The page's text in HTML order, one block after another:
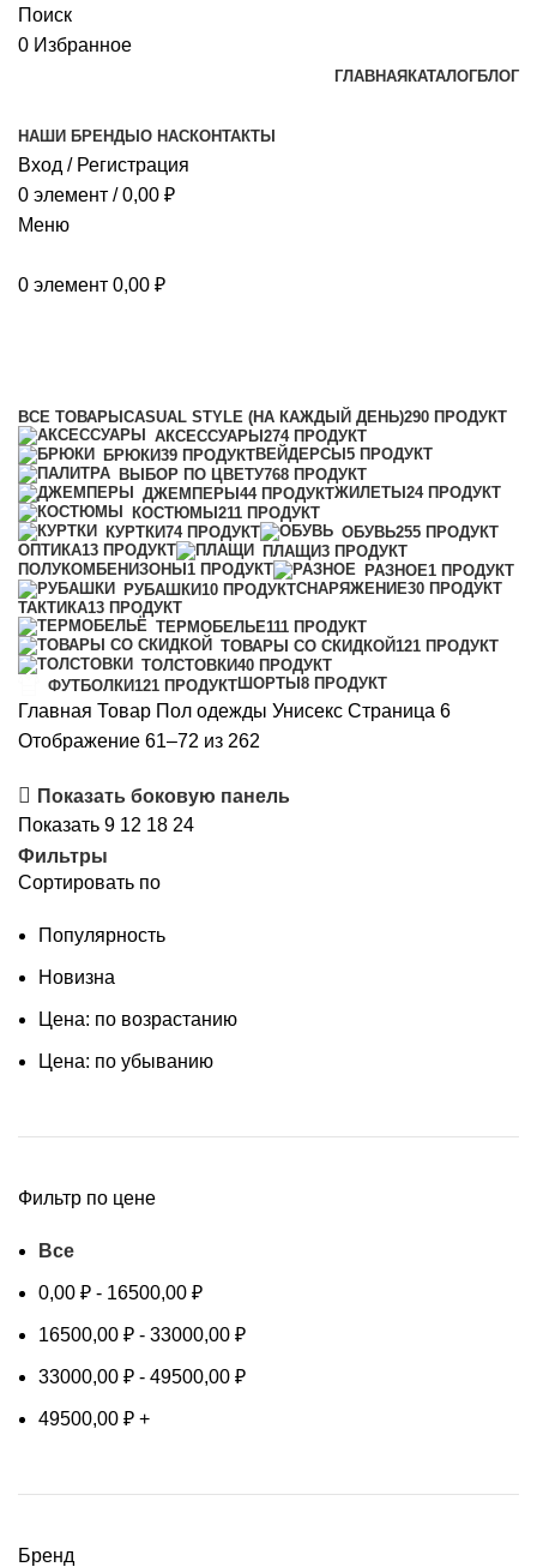
Поиск
0 Избранное
ГЛАВНАЯ КАТАЛОГБЛОГ
НАШИ БРЕНДЫ О НАСКОНТАКТЫ
Вход / Регистрация
0 элемент / 0,00 ₽
Меню
0 элемент 0,00 ₽
ВСЕ ТОВАРЫ CASUAL STYLE (НА КАЖДЫЙ ДЕНЬ)290 ПРОДУКТ
АКСЕССУАРЫ274 ПРОДУКТ
БРЮКИ39 ПРОДУКТВЕЙДЕРСЫ 5 ПРОДУКТ
ВЫБОР ПО ЦВЕТУ768 ПРОДУКТ
ДЖЕМПЕРЫ44 ПРОДУКТЖИЛЕТЫ 24 ПРОДУКТ
КОСТЮМЫ211 ПРОДУКТ
КУРТКИ74 ПРОДУКТ ОБУВЬ255 ПРОДУКТ
ОПТИКА13 ПРОДУКТ ПЛАЩИ3 ПРОДУКТ
ПОЛУКОМБЕНИЗОНЫ 1 ПРОДУКТ РАЗНОЕ1 ПРОДУКТ
РУБАШКИ10 ПРОДУКТСНАРЯЖЕНИЕ30 ПРОДУКТ
ТАКТИКА13 ПРОДУКТ
ТЕРМОБЕЛЬЕ111 ПРОДУКТ
ТОВАРЫ СО СКИДКОЙ121 ПРОДУКТ
ТОЛСТОВКИ40 ПРОДУКТ
ФУТБОЛКИ121 ПРОДУКТШОРТЫ 8 ПРОДУКТ
Главная Товар Пол одежды Унисекс Страница 6
Отображение 61–72 из 262
недавние
Показать боковую панель
Показать 9 12 18 24
Фильтры
Сортировать по
Популярность
Новизна
Цена: по возрастанию
Цена: по убыванию
Фильтр по цене
Все
0,00 ₽ - 16500,00 ₽
16500,00 ₽ - 33000,00 ₽
33000,00 ₽ - 49500,00 ₽
49500,00 ₽ +
Бренд